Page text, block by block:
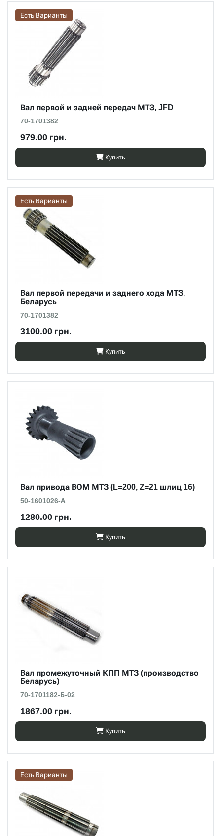
Есть Варианты
Вал первой и задней передач МТЗ, JFD
70-1701382
979.00 грн.
Купить
Есть Варианты
Вал первой передачи и заднего хода МТЗ,
Беларусь
70-1701382
3100.00 грн.
Купить
Вал привода ВОМ МТЗ (L=200, Z=21 шлиц 16)
50-1601026-А
1280.00 грн.
Купить
Вал промежуточный КПП МТЗ (производство
Беларусь)
70-1701182-Б-02
1867.00 грн.
Купить
Есть Варианты